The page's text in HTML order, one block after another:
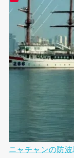
ニャチャンの防